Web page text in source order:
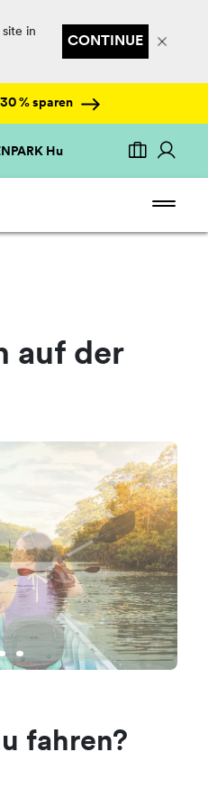
in
CONTINUE
% sparen
Hu
auf der
fahren?